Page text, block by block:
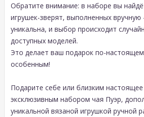
Обратите внимание: в наборе вы
игрушек-зверят, выполненных вручную
уникальна, и выбор происходит
доступных моделей.
Это делает ваш подарок по-
особенным!
Подарите себе или близким
эксклюзивным набором чая Пуэр,
уникальной вязаной игрушкой ручной